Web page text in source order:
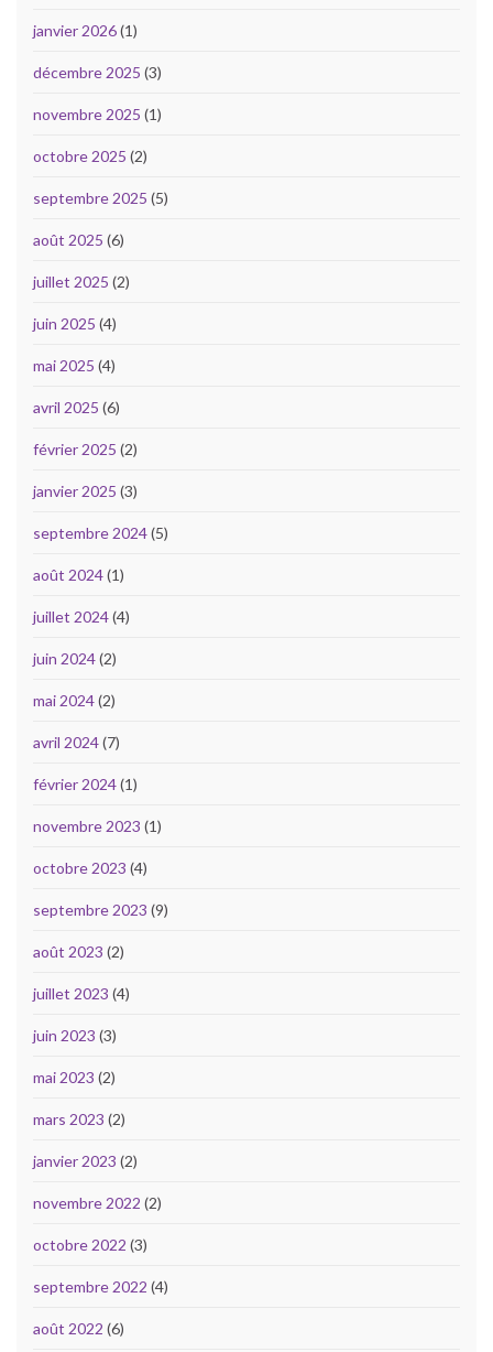
janvier 2026(1)
décembre 2025 (3)
novembre 2025 (1)
octobre 2025 (2)
septembre 2025 (5)
août 2025 (6)
juillet 2025 (2)
juin 2025 (4)
mai 2025 (4)
avril 2025 (6)
février 2025 (2)
janvier 2025 (3)
septembre 2024(5)
août 2024(1)
juillet 2024(4)
juin 2024(2)
mai 2024(2)
avril 2024(7)
février 2024(1)
novembre 2023 (1)
octobre 2023 (4)
septembre 2023 (9)
août 2023 (2)
juillet 2023 (4)
juin 2023 (3)
mai 2023 (2)
mars 2023 (2)
janvier 2023 (2)
novembre 2022 (2)
octobre 2022 (3)
septembre 2022 (4)
août 2022 (6)